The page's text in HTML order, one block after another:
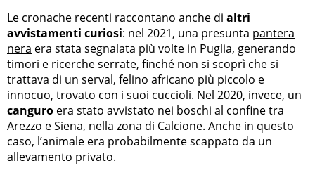
Le cronache recenti raccontano anche di altri
avvistamenti curiosi: nel 2021, una presunta pantera
nera era stata segnalata più volte in Puglia, generando
timori e ricerche serrate, finché non si scoprì che si
trattava di un serval, felino africano più piccolo e
innocuo, trovato con i suoi cuccioli. Nel 2020, invece, un
canguro era stato avvistato nei boschi al confine tra
Arezzo e Siena, nella zona di Calcione. Anche in questo
caso, l’animale era probabilmente scappato da un
allevamento privato.